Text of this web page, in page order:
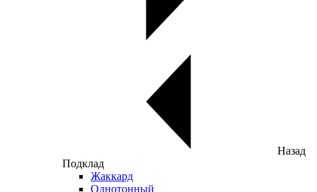
Назад
Подклад
Жаккард
Однотонный